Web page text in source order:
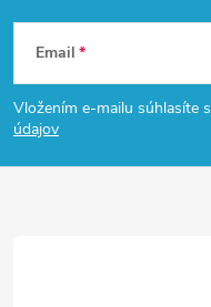
Z
á
p
Email
Vložením e-mailu súhlasíte s
údajov